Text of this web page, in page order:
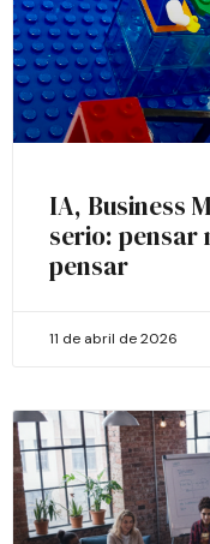
IA, Business
serio:
pensar
11 de abril de 2026